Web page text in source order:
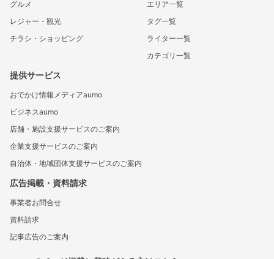
グルメ
レジャー・観光
チラシ・ショッピング
エリア一覧
タグ一覧
ライター一覧
カテゴリ一覧
提供サービス
おでかけ情報メディアaumo
ビジネスaumo
店舗・施設支援サービスのご案内
企業支援サービスのご案内
自治体・地域団体支援サービスのご案内
広告掲載・資料請求
事業者お問合せ
資料請求
記事広告のご案内